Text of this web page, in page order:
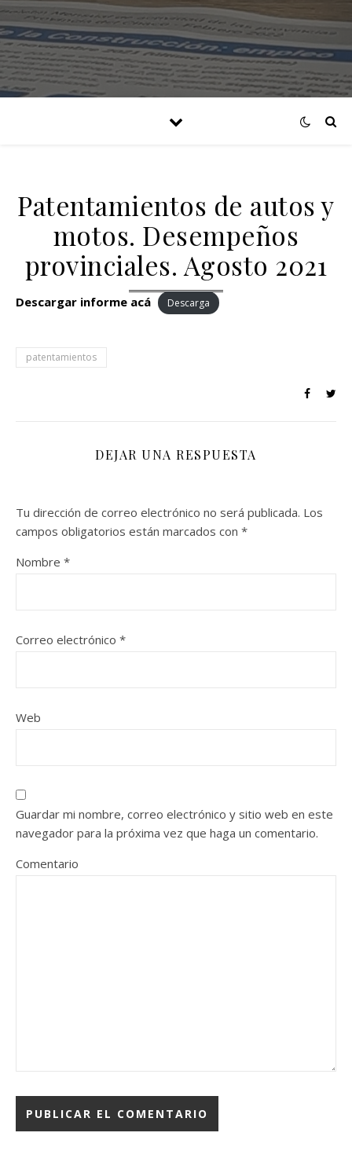
Patentamientos de autos y
motos. Desempeños
provinciales. Agosto 2021
Descargar informe acá Descarga
patentamientos
DEJAR UNA RESPUESTA
Tu dirección de correo electrónico no será publicada. Los
campos obligatorios están marcados con *
Nombre *
Correo electrónico *
Web
Guardar mi nombre, correo electrónico y sitio web en este
navegador para la próxima vez que haga un comentario.
Comentario